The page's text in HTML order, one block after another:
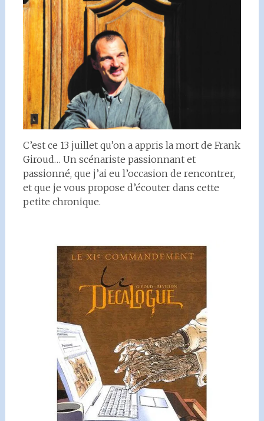
C’est ce 13 juillet qu’on a appris la mort de Frank
Giroud… Un scénariste passionnant et
passionné, que j’ai eu l’occasion de rencontrer,
et que je vous propose d’écouter dans cette
petite chronique.